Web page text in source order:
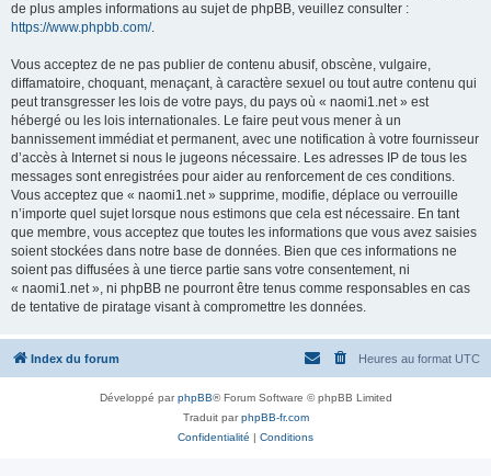
de plus amples informations au sujet de phpBB, veuillez consulter :
https://www.phpbb.com/.
Vous acceptez de ne pas publier de contenu abusif, obscène, vulgaire,
diffamatoire, choquant, menaçant, à caractère sexuel ou tout autre contenu qui
peut transgresser les lois de votre pays, du pays où « naomi1.net » est
hébergé ou les lois internationales. Le faire peut vous mener à un
bannissement immédiat et permanent, avec une notification à votre fournisseur
d’accès à Internet si nous le jugeons nécessaire. Les adresses IP de tous les
messages sont enregistrées pour aider au renforcement de ces conditions.
Vous acceptez que « naomi1.net » supprime, modifie, déplace ou verrouille
n’importe quel sujet lorsque nous estimons que cela est nécessaire. En tant
que membre, vous acceptez que toutes les informations que vous avez saisies
soient stockées dans notre base de données. Bien que ces informations ne
soient pas diffusées à une tierce partie sans votre consentement, ni
« naomi1.net », ni phpBB ne pourront être tenus comme responsables en cas
de tentative de piratage visant à compromettre les données.
Index du forum Heures au format UTC
Développé parphpBB® Forum Software © phpBB Limited
Traduit parphpBB-fr.com
Confidentialité | Conditions